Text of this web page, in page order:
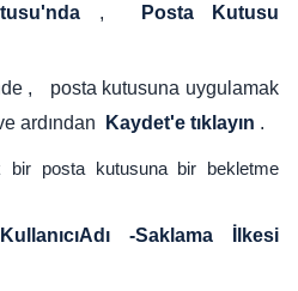
,
Posta Kutusu
, posta kutusuna uygulamak
ardından
Kaydet'e tıklayın .
bir posta kutusuna bir bekletme
-Saklama İlkesi